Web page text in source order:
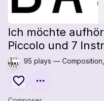
Ich möchte
Piccolo und 7
95 plays —